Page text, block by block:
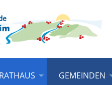
RATHAUS GEMEINDEN